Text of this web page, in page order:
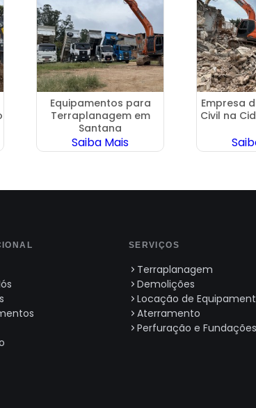
Equipamentos para
Terraplanagem em
Santana
Saiba Mais
Empresa
Civil na
SERVIÇOS
Terraplanagem
Demolições
Locação de
Aterramento
Perfuração e Fundações